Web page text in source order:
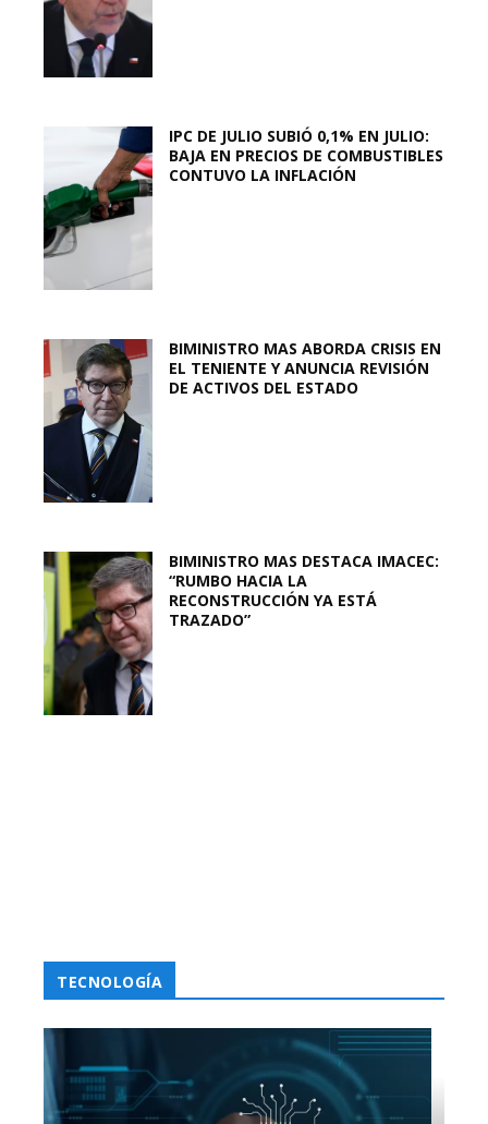
IPC DE JULIO SUBIÓ 0,1% EN JULIO:
BAJA EN PRECIOS DE COMBUSTIBLES
CONTUVO LA INFLACIÓN
BIMINISTRO MAS ABORDA CRISIS EN
EL TENIENTE Y ANUNCIA REVISIÓN
DE ACTIVOS DEL ESTADO
BIMINISTRO MAS DESTACA IMACEC:
“RUMBO HACIA LA
RECONSTRUCCIÓN YA ESTÁ
TRAZADO”
TECNOLOGÍA